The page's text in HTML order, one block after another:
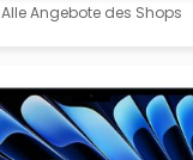
Alle Angebote des Shops